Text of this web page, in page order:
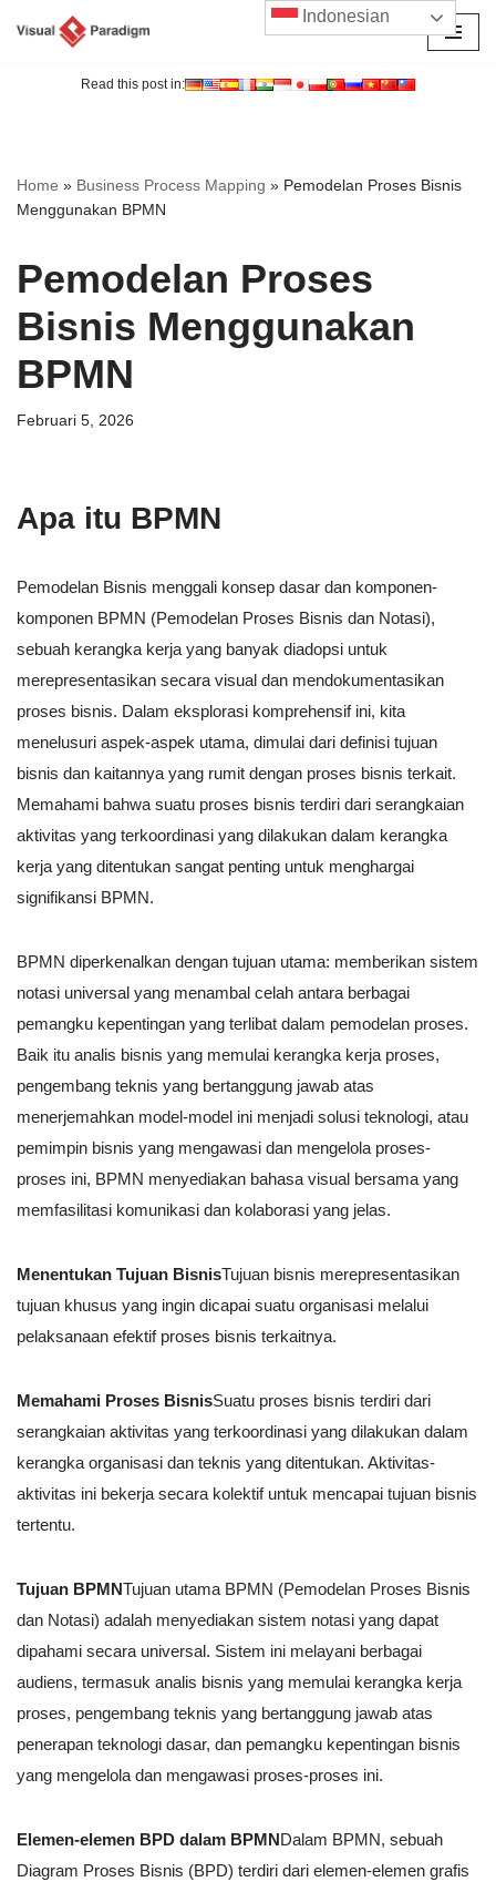
Read this post in:
Home » Business Process Mapping » Pemodelan Proses Bisnis
Menggunakan BPMN
Pemodelan Proses
Bisnis Menggunakan
BPMN
Februari 5, 2026
Apa itu BPMN
Pemodelan Bisnis menggali konsep dasar dan komponen-
komponen BPMN (Pemodelan Proses Bisnis dan Notasi),
sebuah kerangka kerja yang banyak diadopsi untuk
merepresentasikan secara visual dan mendokumentasikan
proses bisnis. Dalam eksplorasi komprehensif ini, kita
menelusuri aspek-aspek utama, dimulai dari definisi tujuan
bisnis dan kaitannya yang rumit dengan proses bisnis terkait.
Memahami bahwa suatu proses bisnis terdiri dari serangkaian
aktivitas yang terkoordinasi yang dilakukan dalam kerangka
kerja yang ditentukan sangat penting untuk menghargai
signifikansi BPMN.
BPMN diperkenalkan dengan tujuan utama: memberikan sistem
notasi universal yang menambal celah antara berbagai
pemangku kepentingan yang terlibat dalam pemodelan proses.
Baik itu analis bisnis yang memulai kerangka kerja proses,
pengembang teknis yang bertanggung jawab atas
menerjemahkan model-model ini menjadi solusi teknologi, atau
pemimpin bisnis yang mengawasi dan mengelola proses-
proses ini, BPMN menyediakan bahasa visual bersama yang
memfasilitasi komunikasi dan kolaborasi yang jelas.
Menentukan Tujuan BisnisTujuan bisnis merepresentasikan
tujuan khusus yang ingin dicapai suatu organisasi melalui
pelaksanaan efektif proses bisnis terkaitnya.
Memahami Proses BisnisSuatu proses bisnis terdiri dari
serangkaian aktivitas yang terkoordinasi yang dilakukan dalam
kerangka organisasi dan teknis yang ditentukan. Aktivitas-
aktivitas ini bekerja secara kolektif untuk mencapai tujuan bisnis
tertentu.
Tujuan BPMNTujuan utama BPMN (Pemodelan Proses Bisnis
dan Notasi) adalah menyediakan sistem notasi yang dapat
dipahami secara universal. Sistem ini melayani berbagai
audiens, termasuk analis bisnis yang memulai kerangka kerja
proses, pengembang teknis yang bertanggung jawab atas
penerapan teknologi dasar, dan pemangku kepentingan bisnis
yang mengelola dan mengawasi proses-proses ini.
Elemen-elemen BPD dalam BPMNDalam BPMN, sebuah
Diagram Proses Bisnis (BPD) terdiri dari elemen-elemen grafis
Indonesian